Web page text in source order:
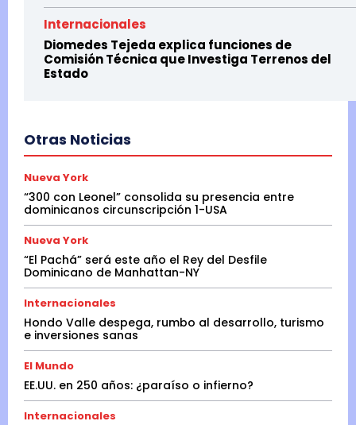
Internacionales
Diomedes Tejeda explica funciones de
Comisión Técnica que Investiga Terrenos del
Estado
Otras Noticias
Nueva York
“300 con Leonel” consolida su presencia entre
dominicanos circunscripción 1-USA
Nueva York
“El Pachá” será este año el Rey del Desfile
Dominicano de Manhattan-NY
Internacionales
Hondo Valle despega, rumbo al desarrollo, turismo
e inversiones sanas
El Mundo
EE.UU. en 250 años: ¿paraíso o infierno?
Internacionales